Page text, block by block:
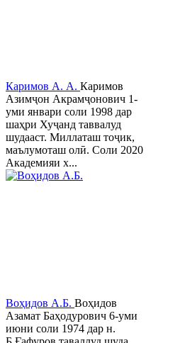
Каримов А. А. Каримов
Азимҷон Акрамҷонович 1-
уми январи соли 1998 дар
шаҳри Хуҷанд таввалуд
шудааст. Миллаташ тоҷик,
маълумоташ олӣ. Соли 2020
Академияи х...
Воҳидов А.Б. Воҳидов
Азамат Баҳодурович 6-уми
июни соли 1974 дар н.